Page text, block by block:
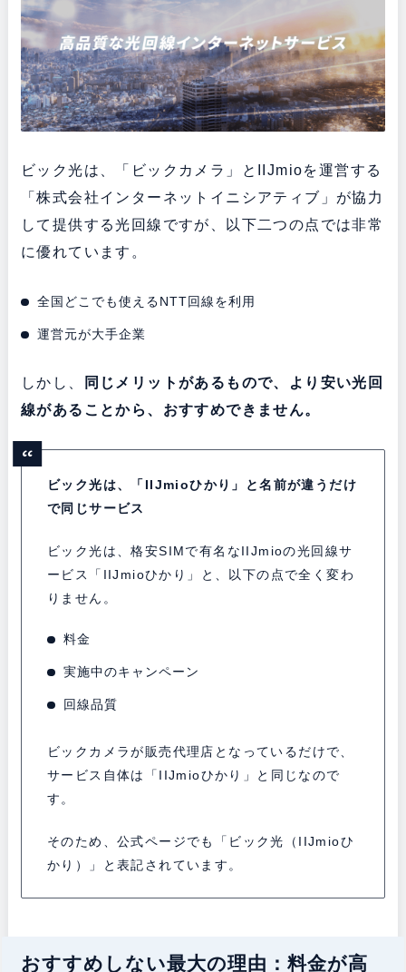
ビック光は、「ビックカメラ」とIIJmioを運営する
「株式会社インターネットイニシアティブ」が協力
して提供する光回線ですが、以下二つの点では非常
に優れています。
全国どこでも使えるNTT回線を利用
運営元が大手企業
しかし、
同じメリットがあるもので、より安い光回
線があることから、おすすめできません。
ビック光は、「IIJmioひかり」と名前が違うだけ
で同じサービス
ビック光は、格安SIMで有名なIIJmioの光回線サ
ービス「IIJmioひかり」と、以下の点で全く変わ
りません。
料金
実施中のキャンペーン
回線品質
ビックカメラが販売代理店となっているだけで、
サービス自体は「IIJmioひかり」と同じなので
す。
そのため、公式ページでも「ビック光（IIJmioひ
かり）」と表記されています。
おすすめしない最大の理由：料金が高